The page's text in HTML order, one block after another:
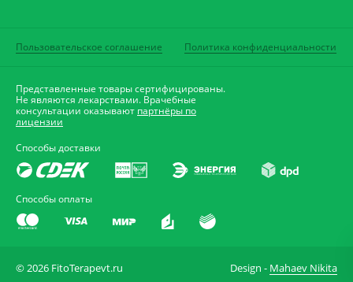
Пользовательское соглашение Политика конфиденциальности
Представленные товары сертифицированы.
Не являются лекарствами. Врачебные
консультации оказывают партнёры по
лицензии
Способы доставки
Способы оплаты
© 2026 FitoTerapevt.ru Design - Mahaev Nikita